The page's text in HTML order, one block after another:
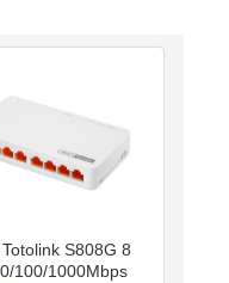
S808G 8
100/1000Mbps